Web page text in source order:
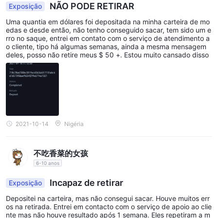
Coin Fx Tradeé um corretor que afirma operar sem
regulamentação e está localizado em são vicente e granadinas.
no entanto, há informações limitadas disponíveis sobre esse
corretor online. informações detalhadas sobre seus serviços,
reputação e práticas operacionais são escassas ou inexistentes.
é importante ter cuidado ao lidar com um corretor que carece
de transparência e supervisão regulatória. investidores e
comerciantes devem realizar pesquisas completas e considerar
Coin Fx Trade .
Coin Fx Tradefornece suporte ao cliente exclusivamente por
meio de comunicação por e-mail. para entrar em contato com
de e-mail info@coinfxtrade.com. no entanto, vale a pena notar
que este corretor não divulga outras informações de contato
direto, como números de telefone, que são comumente
Exposição NÃO PODE RETIRAR
Uma quantia em dólares foi depositada na minha carteira de mo
edas e desde então, não tenho conseguido sacar, tem sido um e
rro no saque, entrei em contato com o serviço de atendimento a
o cliente, tipo há algumas semanas, ainda a mesma mensagem
deles, posso não retire meus $ 50 +. Estou muito cansado disso
2021-10-14 Nigéria
不吃香菜的女孩
6-10 anos
Exposição Incapaz de retirar
Depositei na carteira, mas não consegui sacar. Houve muitos err
os na retirada. Entrei em contacto com o serviço de apoio ao clie
nte mas não houve resultado após 1 semana. Eles repetiram a m